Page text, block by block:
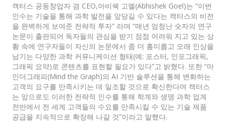
캑터스 공동창업자 겸 CEO,아비쉑 고엘(Abhishek Goel)는 “이번
인수는 기술을 통해 과학 발전을 앞당길 수 있다는 캑터스의 비전
을 완벽하게 보여준 전략적 투자” 라며 “매년 엄청난 숫자의 연구
논문이 출판되어 독자들의 관심을 받기 점점 어려워 지고 있는 상
황 속에 연구자들이 자신의 논문에서 좀 더 흥미롭고 오래 인상을
남기는 다양한 과학 커뮤니케이션 형태(예: 포스터, 인포그래픽,
그래픽 요약)로 콘텐츠를 표현할 필요가 있다”고 밝혔다. 또한 “마
인더그래피(Mind the Graph)의 AI 기반 솔루션을 통해 변화하는
고객의 요구를 만족시키는 데 일조할 것으로 확신한다며 캑터스
는 앞으로도 이러한 전략적 인수를 통해 학계와 생명 과학 업계
전반에서 전 세계 고객들의 수요를 만족시킬 수 있는 기술 제품
공급을 지속적으로 확장해 나갈 것”이라고 말했다.